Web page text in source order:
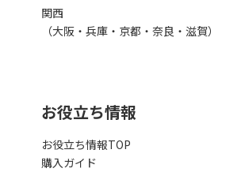
関西
（大阪・兵庫・京都・奈良・滋賀）
お役立ち情報
お役立ち情報TOP
購入ガイド